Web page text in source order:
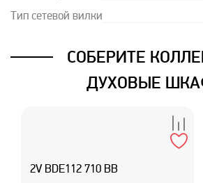
Тип сетевой вилки
СОБЕРИТЕ
ДУХОВЫЕ
2V BDE112 710 BB